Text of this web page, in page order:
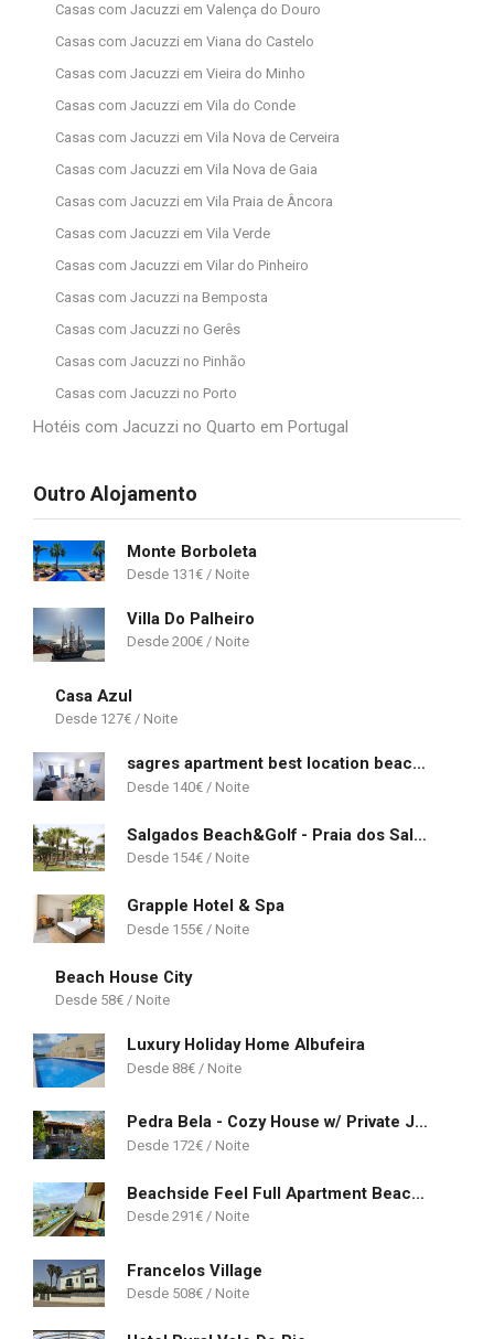
Casas com Jacuzzi em Valença do Douro
Casas com Jacuzzi em Viana do Castelo
Casas com Jacuzzi em Vieira do Minho
Casas com Jacuzzi em Vila do Conde
Casas com Jacuzzi em Vila Nova de Cerveira
Casas com Jacuzzi em Vila Nova de Gaia
Casas com Jacuzzi em Vila Praia de Âncora
Casas com Jacuzzi em Vila Verde
Casas com Jacuzzi em Vilar do Pinheiro
Casas com Jacuzzi na Bemposta
Casas com Jacuzzi no Gerês
Casas com Jacuzzi no Pinhão
Casas com Jacuzzi no Porto
Hotéis com Jacuzzi no Quarto em Portugal
Outro Alojamento
Monte Borboleta
131€
Villa Do Palheiro
200€
Casa Azul
127€
sagres apartment best location beach and town life
140€
Salgados Beach&Golf - Praia dos Salgados
154€
Grapple Hotel & Spa
155€
Beach House City
58€
Luxury Holiday Home Albufeira
88€
Pedra Bela - Cozy House w/ Private Jacuzzi @ Geres
172€
Beachside Feel Full Apartment Beach & Casino
291€
Francelos Village
508€